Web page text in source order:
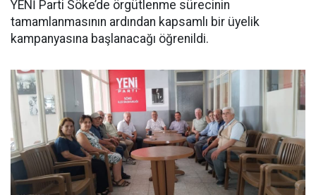
YENİ Parti Söke’de örgütlenme sürecinin
tamamlanmasının ardından kapsamlı bir üyelik
kampanyasına başlanacağı öğrenildi.